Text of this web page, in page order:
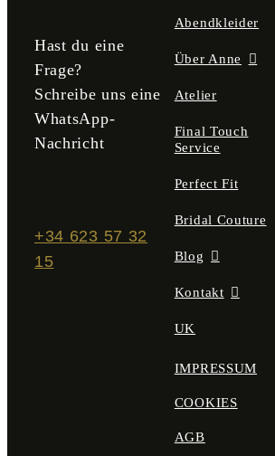
werden
Hast du eine
Frage?
Schreibe uns eine
WhatsApp-
Nachricht
+34 623 57 32
15
Abendkleider
Über Anne
Atelier
Final Touch
Service
Perfect Fit
Bridal Couture
Blog
Kontakt
UK
IMPRESSUM
COOKIES
AGB